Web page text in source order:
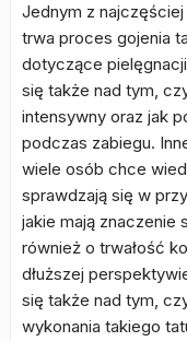
Jednym z
trwa proces gojenia
dotyczące
się także nad tym,
intensywny oraz jak
podczas zabiegu.
wiele osób chce
sprawdzają się w
jakie mają znaczenie
również o trwałość
dłuższej
się także nad tym,
wykonania takiego